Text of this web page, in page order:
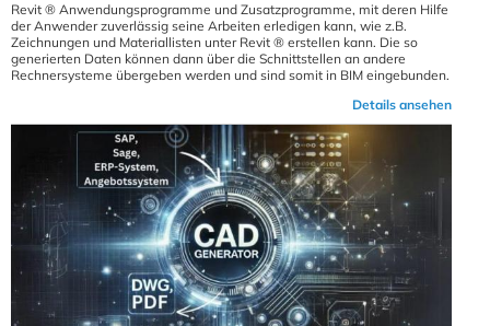
Revit ® Anwendungsprogramme und Zusatzprogramme, mit deren Hilfe
der Anwender zuverlässig seine Arbeiten erledigen kann, wie z.B.
Zeichnungen und Materiallisten unter Revit ® erstellen kann. Die so
generierten Daten können dann über die Schnittstellen an andere
Rechnersysteme übergeben werden und sind somit in BIM eingebunden.
Details ansehen